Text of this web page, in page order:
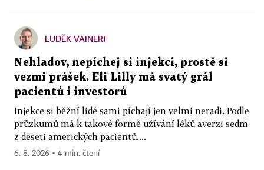
LUDĚK VAINERT
Nehladov, nepíchej si injekci, prostě si
vezmi prášek. Eli Lilly má svatý grál
pacientů i investorů
Injekce si běžní lidé sami píchají jen velmi neradi. Podle
průzkumů má k takové formě užívání léků averzi sedm
z deseti amerických pacientů....
6. 8. 2026 ▪ 4 min. čtení